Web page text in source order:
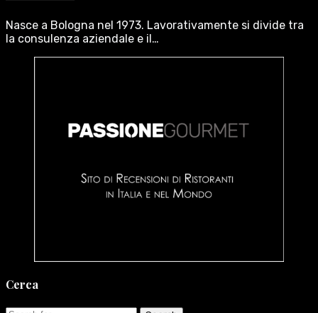
Nasce a Bologna nel 1973. Lavorativamente si divide tra
la consulenza aziendale e il…
Cerca